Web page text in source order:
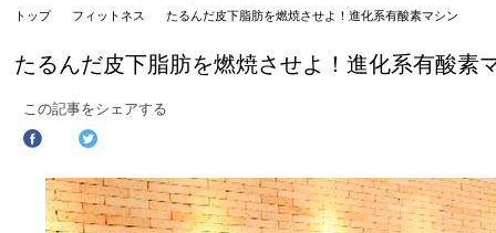
トップ フィットネス たるんだ皮下脂肪を燃焼させよ！進化系有酸素マシン
たるんだ皮下脂肪を燃焼させよ！進化系有酸素
この記事をシェアする